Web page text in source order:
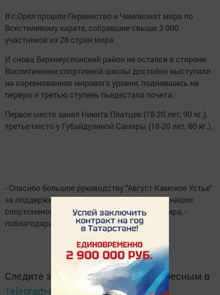
В г.Орел прошли Первенство и Чемпионат мира по
Всестилевому карате, собравшие свыше 3 000
участников из 28 стран мира.
И снова Верхнеуслонский район не остался в стороне.
Воспитанники спортивной школы достойно выступили
на соревнованиях мирового уровня, поднявшись на
первую и третью ступень пьедестала почета.
Первое место занял Никита Платцев (18-20 лет, 90 кг.),
третье место у Губайдулиной Самиры (18-20 лет, 60 кг.).
- Спасибо большое руководству "Август-Камское Устье"
за поддержку, за то, что помогли отправить наших
спортсменов на Первенство и Чемпионат мира, -
поблагодарил тренер ребят Иван Платцев.
Следите за самым важным и интересным в
Telegram-каналеТатмедиа